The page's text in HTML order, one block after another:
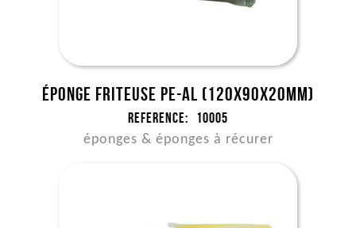
Éponge friteuse PE-AL (120x90x20mm)
Reference: 10005
éponges & éponges à récurer